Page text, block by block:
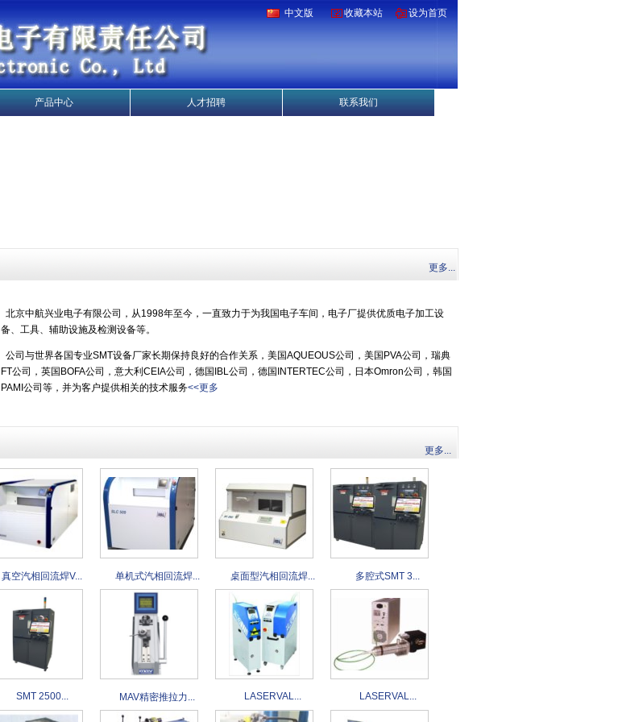
中文版 收藏本站 设为首页
产品中心 人才招聘 联系我们
更多...
北京中航兴业电子有限公司，从1998年至今，一直致力于为我国电子车间，电子厂提供优质电子加工设
备、工具、辅助设施及检测设备等。
公司与世界各国专业SMT设备厂家长期保持良好的合作关系，美国AQUEOUS公司，美国PVA公司，瑞典
FT公司，英国BOFA公司，意大利CEIA公司，德国IBL公司，德国INTERTEC公司，日本Omron公司，韩国
PAMI公司等，并为客户提供相关的技术服务<<更多
更多...
真空汽相回流焊V... 单机式汽相回流焊... 桌面型汽相回流焊... 多腔式SMT 3...
SMT 2500... MAV精密推拉力... LASERVAL... LASERVAL...